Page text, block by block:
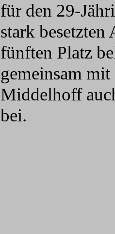
für den 29-
stark
fünften Platz
gemeinsam
Middelhoff
bei.